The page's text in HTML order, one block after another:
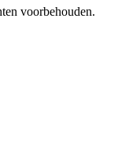
voorbehouden.